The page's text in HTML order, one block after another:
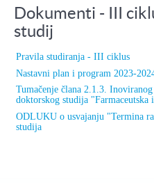
Dokumenti - III
studij
Pravila studiranja - III ciklus
Nastavni plan i program 2023-
Tumačenje člana 2.1.3.
doktorskog studija
ODLUKU o usvajanju "Termina
studija